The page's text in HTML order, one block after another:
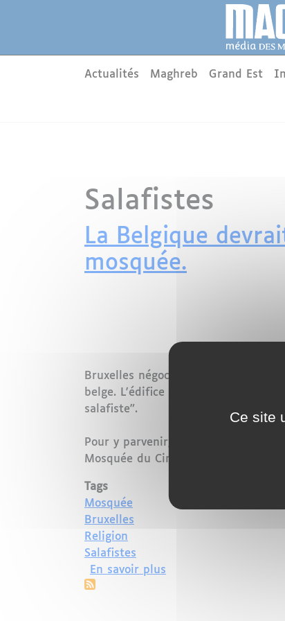
Main menu
Actualités Maghreb Grand Est
Salafistes
​La Belgique
mosquée.
Bruxelles négocie actuellement
belge. L'édifice religieux, géré et
salafiste".
Pour y parvenir, les négociations
Mosquée du Cinquantenaire située
Tags
Mosquée
Bruxelles
Religion
Salafistes
En savoir plus
Ce site